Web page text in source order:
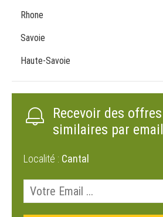
Rhone
Savoie
Haute-Savoie
Recevoir des
similaires par email
Localité : Cantal